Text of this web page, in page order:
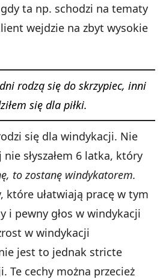
ta np. schodzi na tematy
wejdzie na zbyt wysokie
rodzą się do skrzypiec, inni
się dla piłki.
się dla windykacji. Nie
słyszałem 6 latka, który
to zostanę windykatorem.
które ułatwiają pracę w tym
i pewny głos w windykacji
w windykacji
jest to jednak stricte
Te cechy można przecież